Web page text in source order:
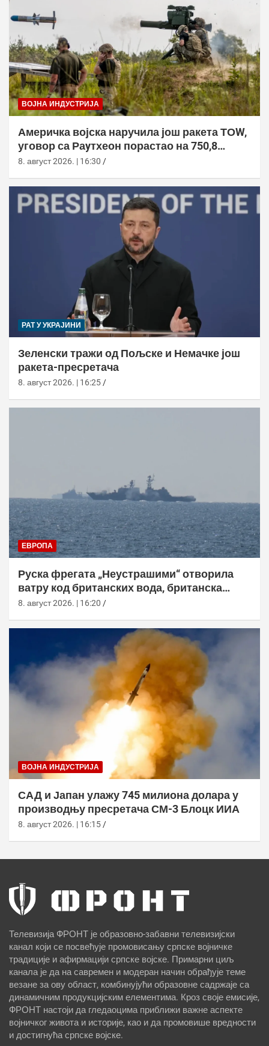
ВОЈНА ИНДУСТРИЈА
Америчка војска наручила још ракета ТОW,
уговор са Раyтхеон порастао на 750,8
милиона долара
8. август 2026. | 16:30
РАТ У УКРАЈИНИ
Зеленски тражи од Пољске и Немачке још
ракета-пресретача
8. август 2026. | 16:25
ЕВРОПА
Руска фрегата „Неустрашими“ отворила
ватру код британских вода, британска
морнарица појачала праћење
8. август 2026. | 16:20
ВОЈНА ИНДУСТРИЈА
САД и Јапан улажу 745 милиона долара у
производњу пресретача СМ-3 Блоцк ИИА
8. август 2026. | 16:15
Телевизија ФРОНТ је образовно-забавни телевизијски
канал који се посвећује промовисању српске војничке
традиције и афирмацији српске војске. Примарни циљ
канала је да на савремен и модеран начин обрађује теме
везане за ову област, комбинујући образовне садржаје са
динамичним продукцијским елементима. Кроз своје емисије,
ФРОНТ настоји да гледаоцима приближи важне аспекте
војничког живота и историје, као и да промовише вредности
и достигнућа српске војске.